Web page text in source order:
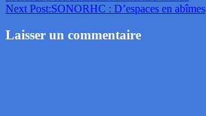
Next Post:SONORHC : D’espaces en abîmes
Laisser un commentaire